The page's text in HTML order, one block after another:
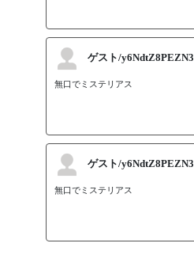
ゲスト/y6NdtZ8PEZN3
無口でミステリアス
ゲスト/y6NdtZ8PEZN3
無口でミステリアス